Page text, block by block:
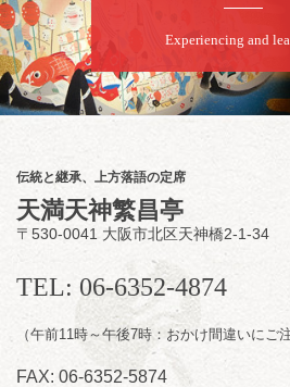
Experiencing and
伝統と継承、上方落語の定席
天満天神繁昌亭
〒530-0041 大阪市北区天神橋2-1-34
TEL: 06-6352-4874
（午前11時～午後7時：おかけ間違い
FAX: 06-6352-5874